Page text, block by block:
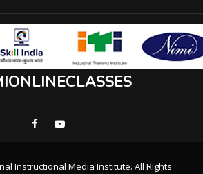
Instructional Media Institute. All Rights